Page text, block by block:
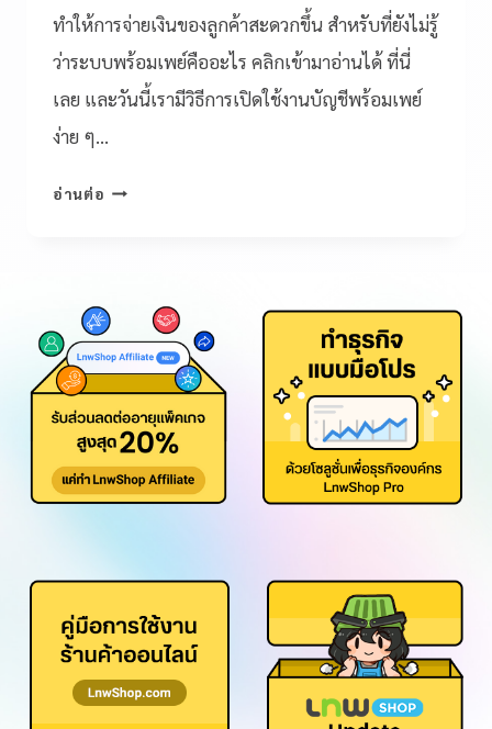
ทำให้การจ่ายเงินของลูกค้าสะดวกขึ้น สำหรับที่ยังไม่รู้
ว่าระบบพร้อมเพย์คืออะไร คลิกเข้ามาอ่านได้ ที่นี่
เลย และวันนี้เรามีวิธีการเปิดใช้งานบัญชีพร้อมเพย์
ง่าย ๆ…
อ่านต่อ